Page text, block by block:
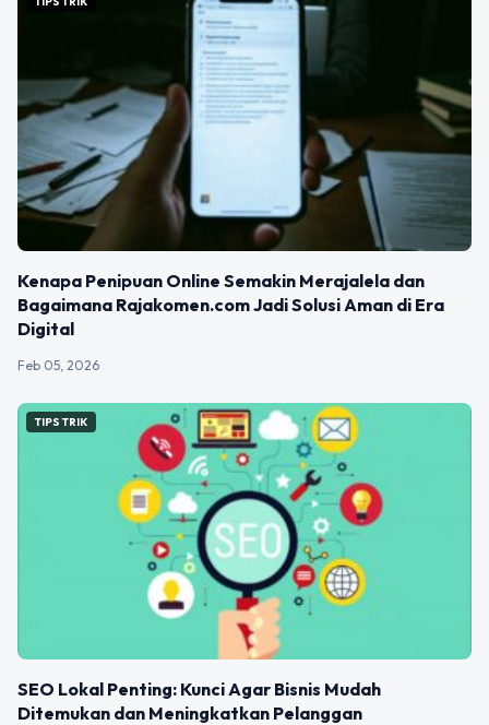
Kenapa Penipuan Online Semakin Merajalela dan
Bagaimana Rajakomen.com Jadi Solusi Aman di Era
Digital
Feb 05, 2026
TIPS TRIK
SEO Lokal Penting: Kunci Agar Bisnis Mudah
Ditemukan dan Meningkatkan Pelanggan